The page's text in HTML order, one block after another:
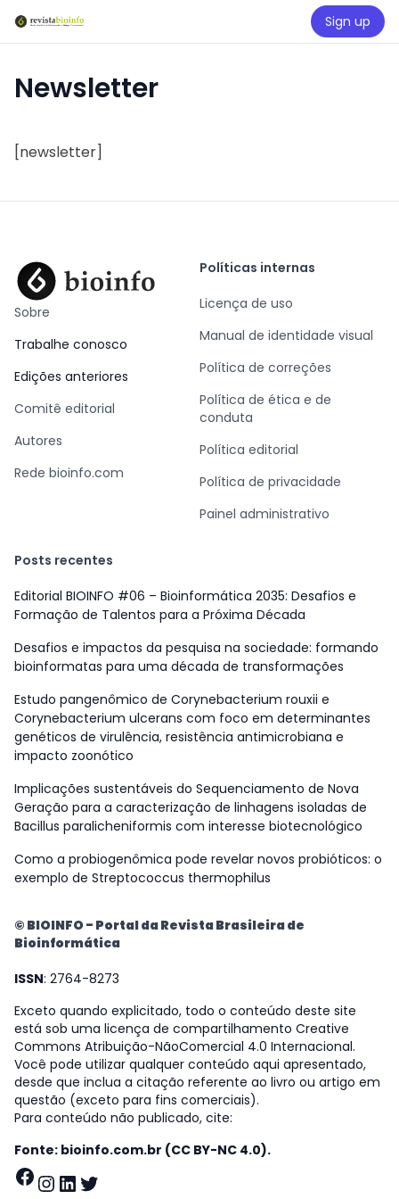
Sign up
Newsletter
[newsletter]
Sobre
Trabalhe conosco
Edições anteriores
Comitê editorial
Autores
Rede bioinfo.com
Políticas internas
Licença de uso
Manual de identidade visual
Política de correções
Política de ética e de
conduta
Política editorial
Política de privacidade
Painel administrativo
Posts recentes
Editorial BIOINFO #06 – Bioinformática 2035: Desafios e
Formação de Talentos para a Próxima Década
Desafios e impactos da pesquisa na sociedade: formando
bioinformatas para uma década de transformações
Estudo pangenômico de Corynebacterium rouxii e
Corynebacterium ulcerans com foco em determinantes
genéticos de virulência, resistência antimicrobiana e
impacto zoonótico
Implicações sustentáveis do Sequenciamento de Nova
Geração para a caracterização de linhagens isoladas de
Bacillus paralicheniformis com interesse biotecnológico
Como a probiogenômica pode revelar novos probióticos: o
exemplo de Streptococcus thermophilus
© BIOINFO - Portal da Revista Brasileira de
Bioinformática
ISSN: 2764-8273
Exceto quando explicitado, todo o conteúdo deste site
está sob uma licença de compartilhamento Creative
Commons Atribuição-NãoComercial 4.0 Internacional.
Você pode utilizar qualquer conteúdo aqui apresentado,
desde que inclua a citação referente ao livro ou artigo em
questão (exceto para fins comerciais).
Para conteúdo não publicado, cite:
Fonte: bioinfo.com.br (CC BY-NC 4.0).
Facebook
Instagram
LinkedIn
Twitter